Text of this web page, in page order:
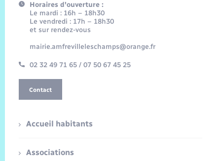
Horaires d'ouverture :
Le mardi : 16h – 18h30
Le vendredi : 17h – 18h30
et sur rendez-vous
mairie.amfrevilleleschamps@orange.fr
02 32 49 71 65 / 07 50 67 45 25
Contact
Accueil habitants
Associations